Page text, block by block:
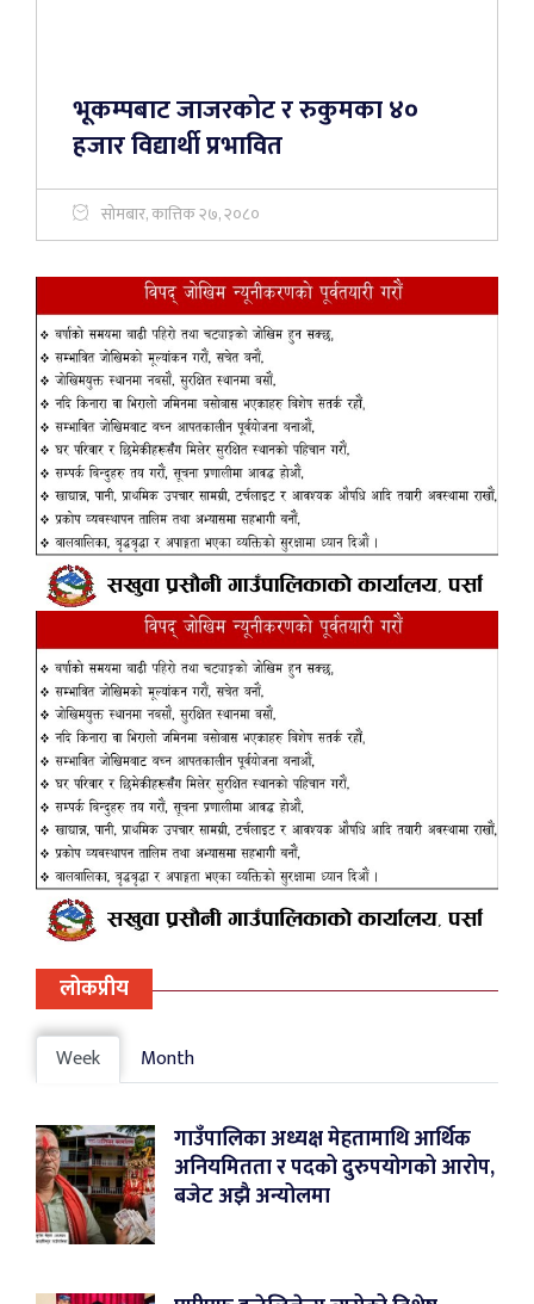
भूकम्पबाट जाजरकोट र रुकुमका ४०
हजार विद्यार्थी प्रभावित
सोमबार, कात्तिक २७, २०८०
लोकप्रीय
Week Month
गाउँपालिका अध्यक्ष मेहतामाथि आर्थिक
अनियमितता र पदको दुरुपयोगको आरोप,
बजेट अझै अन्योलमा